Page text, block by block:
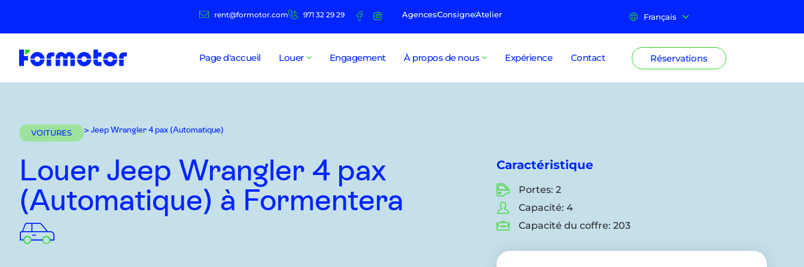
rent@formotor.com 971 32 29 29 AgencesConsigneAtelier Français
Page d'accueil Louer Engagement À propos de nous Expérience Contact Réservations
VOITURES > Jeep Wrangler 4 pax (Automatique)
Louer Jeep Wrangler 4 pax
(Automatique) à Formentera
Caractéristique
Portes: 2
Capacité: 4
Capacité du coffre: 203